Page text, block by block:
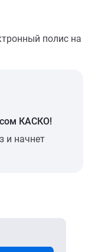
полис на
КАСКО!
и начнет